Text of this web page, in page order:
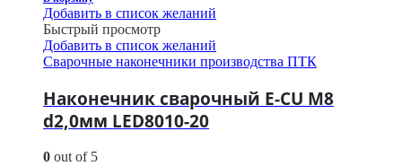
Добавить в список желаний
Быстрый просмотр
Добавить в список желаний
Сварочные наконечники производства ПТК
Наконечник сварочный E-CU М8
d2,0мм LED8010-20
0 out of 5